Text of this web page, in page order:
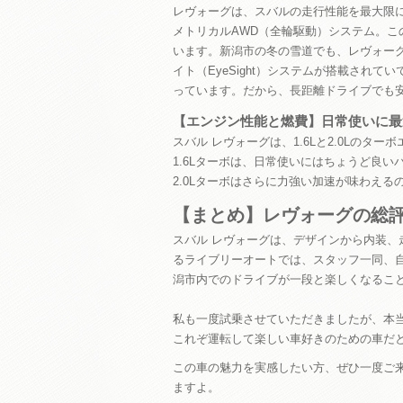
レヴォーグは、スバルの走行性能を最大
メトリカルAWD（全輪駆動）システム。
います。新潟市の冬の雪道でも、レヴォー
イト（EyeSight）システムが搭載されて
っています。だから、長距離ドライブでも
【エンジン性能と燃費】日常使いに
スバル レヴォーグは、1.6Lと2.0Lのター
1.6Lターボは、日常使いにはちょうど良い
2.0Lターボはさらに力強い加速が味わえる
【まとめ】レヴォーグの総
スバル レヴォーグは、デザインから内装
るライブリーオートでは、スタッフ一同、
潟市内でのドライブが一段と楽しくなるこ
私も一度試乗させていただきましたが、本
これぞ運転して楽しい車好きのための車だ
この車の魅力を実感したい方、ぜひ一度
ますよ。